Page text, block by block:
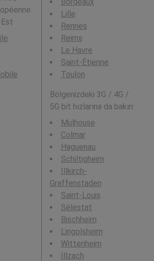
Bordeaux
Lille
Rennes
Reims
Le Havre
Saint-Étienne
Toulon
Bölgenizdeki 3G / 4G /
5G bit hızlarına da bakın:
Mulhouse
Colmar
Haguenau
Schiltigheim
Illkirch-
Graffenstaden
Saint-Louis
Sélestat
Bischheim
Lingolsheim
Wittenheim
Illzach